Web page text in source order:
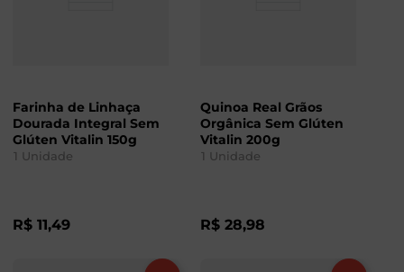
Farinha de Linhaça
Dourada Integral Sem
Glúten Vitalin 150g
1 Unidade
R$ 11,49
Quinoa Real Grãos
Orgânica Sem Glúten
Vitalin 200g
1 Unidade
R$ 28,98